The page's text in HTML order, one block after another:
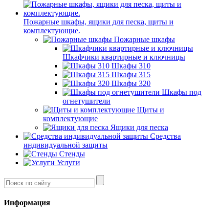
Пожарные шкафы, ящики для песка, щиты и
комплектующие.
Пожарные шкафы
Шкафчики квартирные и ключницы
Шкафы 310
Шкафы 315
Шкафы 320
Шкафы под
огнетушители
Щиты и
комплектующие
Ящики для песка
Средства
индивидуальной защиты
Стенды
Услуги
Информация